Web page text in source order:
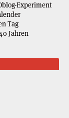
Experiment
Tag
Jahren